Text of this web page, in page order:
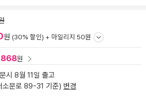
원 (30% 할인) + 마일리지 50원
원
시 8월 11일 출고
소문로 89-31 기준) 변경